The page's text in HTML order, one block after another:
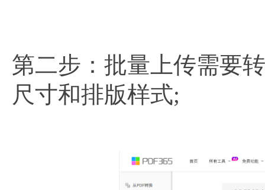
第二步：批量上传需要
尺寸和排版样式;